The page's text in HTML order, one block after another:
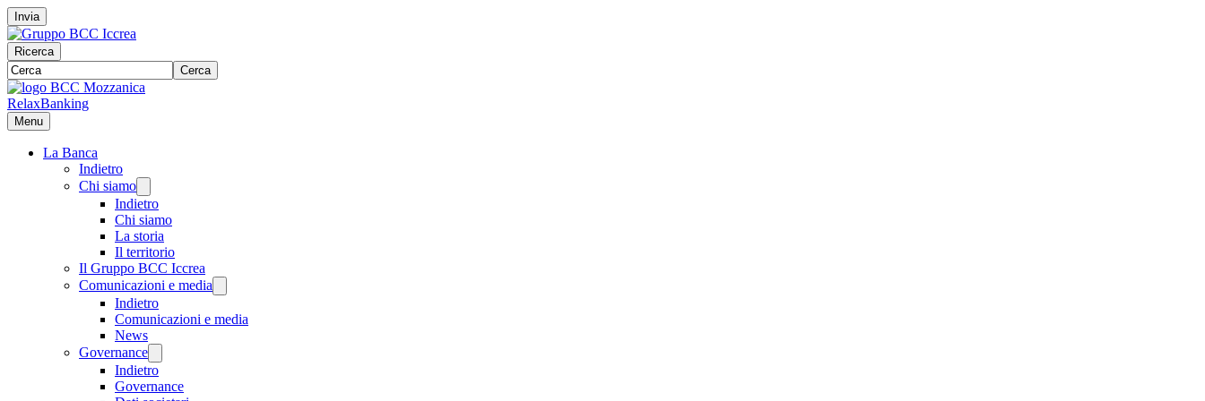
Invia
Ricerca
Cerca
RelaxBanking
Menu
La Banca
Indietro
Chi siamo
Indietro
Chi siamo
La storia
Il territorio
Il Gruppo BCC Iccrea
Comunicazioni e media
Indietro
Comunicazioni e media
News
Governance
Indietro
Governance